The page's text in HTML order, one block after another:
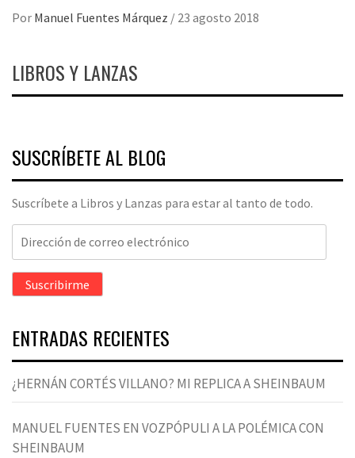
Por Manuel Fuentes Márquez / 23 agosto 2018
LIBROS Y LANZAS
SUSCRÍBETE AL BLOG
Suscríbete a Libros y Lanzas para estar al tanto de todo.
Dirección
correo
electrónico
Suscribirme
ENTRADAS RECIENTES
¿HERNÁN CORTÉS VILLANO? MI REPLICA A SHEINBAUM
MANUEL FUENTES EN VOZPÓPULI A LA POLÉMICA CON
SHEINBAUM